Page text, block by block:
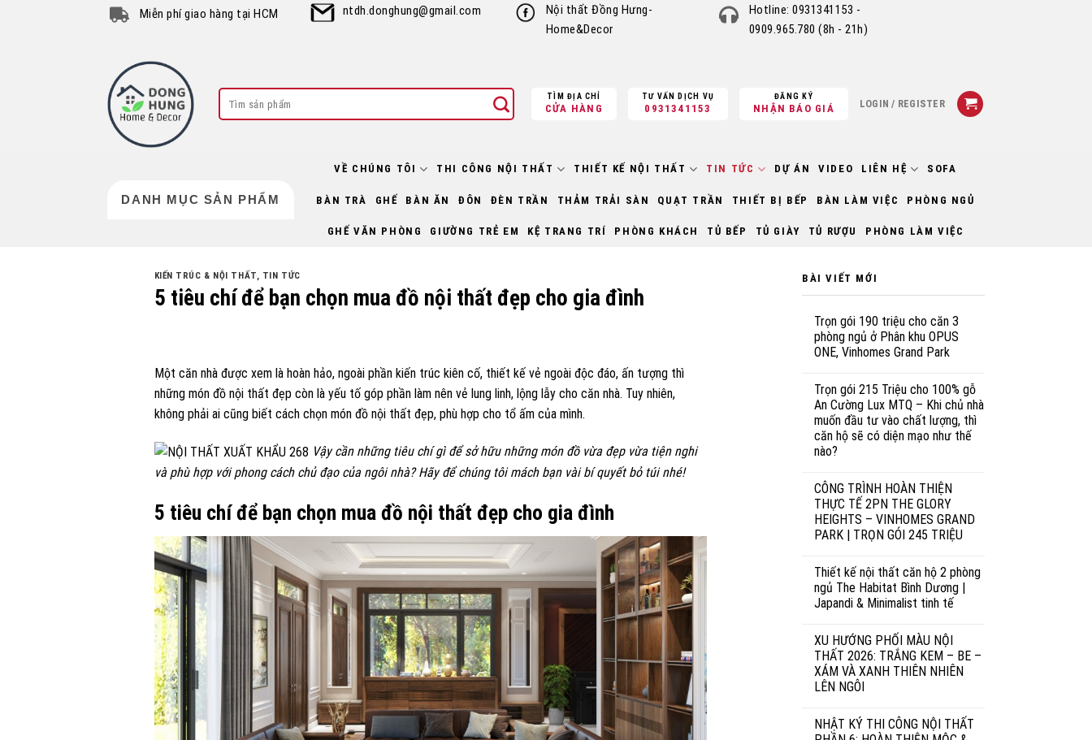
Miễn phí giao hàng tại HCM ntdh.donghung@gmail.com
Nội thất Đồng Hưng-
Home&Decor
Hotline:0931341153 -
0909.965.780(8h - 21h)
Search
for:
TÌM ĐỊA CHỈ
CỬA HÀNG
TƯ VẤN DỊCH VỤ
0931341153
ĐĂNG KÝ
NHẬN BÁO GIÁ LOGIN / REGISTER
DANH MỤC SẢN PHẨM
VỀ CHÚNG TÔI THI CÔNG NỘI THẤT THIẾT KẾ NỘI THẤT TIN TỨC DỰ ÁN VIDEO LIÊN HỆ SOFA
BÀN TRÀ GHẾ BÀN ĂN ĐÔN ĐÈN TRẦN THẢM TRẢI SÀN QUẠT TRẦN THIẾT BỊ BẾP BÀN LÀM VIỆC PHÒNG NGỦ
GHẾ VĂN PHÒNG GIƯỜNG TRẺ EM KỆ TRANG TRÍ PHÒNG KHÁCH TỦ BẾP TỦ GIÀY TỦ RƯỢU PHÒNG LÀM VIỆC
KIẾN TRÚC & NỘI THẤT TIN TỨC
5 tiêu chí để bạn chọn mua đồ nội thất đẹp cho gia đình
Một căn nhà được xem là hoàn hảo, ngoài phần kiến trúc kiên cố, thiết kế vẻ ngoài độc đáo, ấn tượng thì
những món đồ nội thất đẹp còn là yếu tố góp phần làm nên vẻ lung linh, lộng lẫy cho căn nhà. Tuy nhiên,
không phải ai cũng biết cách chọn món đồ nội thất đẹp, phù hợp cho tổ ấm của mình.
Vậy cần những tiêu chí gì để sở hữu những món đồ vừa đẹp vừa tiện nghi
và phù hợp với phong cách chủ đạo của ngôi nhà? Hãy để chúng tôi mách bạn vài bí quyết bỏ túi nhé!
5 tiêu chí để bạn chọn mua đồ nội thất đẹp cho gia đình
BÀI VIẾT MỚI
Trọn gói 190 triệu cho căn 3
phòng ngủ ở Phân khu OPUS
ONE, Vinhomes Grand Park
Trọn gói 215 Triệu cho 100% gỗ
An Cường Lux MTQ – Khi chủ nhà
muốn đầu tư vào chất lượng, thì
căn hộ sẽ có diện mạo như thế
nào?
CÔNG TRÌNH HOÀN THIỆN
THỰC TẾ 2PN THE GLORY
HEIGHTS – VINHOMES GRAND
PARK | TRỌN GÓI 245 TRIỆU
Thiết kế nội thất căn hộ 2 phòng
ngủ The Habitat Bình Dương |
Japandi & Minimalist tinh tế
XU HƯỚNG PHỐI MÀU NỘI
THẤT 2026: TRẮNG KEM – BE –
XÁM VÀ XANH THIÊN NHIÊN
LÊN NGÔI
NHẬT KÝ THI CÔNG NỘI THẤT